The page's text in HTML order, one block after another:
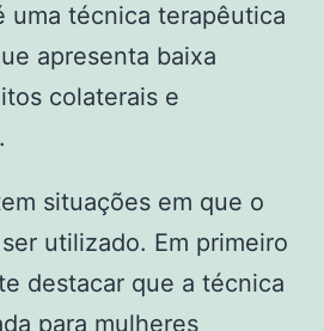
uma técnica terapêutica
apresenta baixa
colaterais e
situações em que o
utilizado. Em primeiro
destacar que a técnica
para mulheres